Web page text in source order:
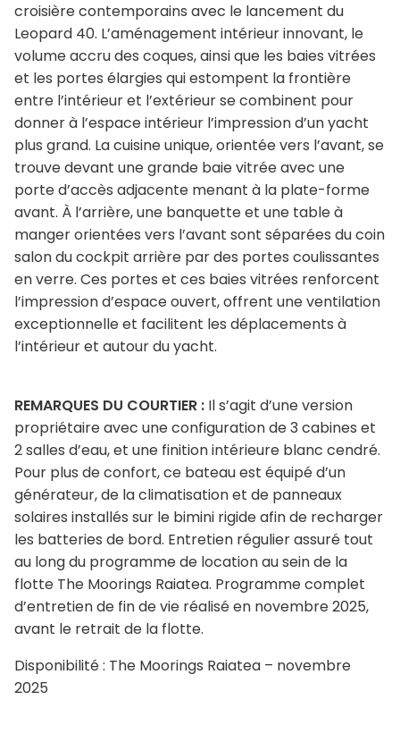
croisière contemporains avec le lancement du
Leopard 40. L’aménagement intérieur innovant, le
volume accru des coques, ainsi que les baies vitrées
et les portes élargies qui estompent la frontière
entre l’intérieur et l’extérieur se combinent pour
donner à l’espace intérieur l’impression d’un yacht
plus grand. La cuisine unique, orientée vers l’avant, se
trouve devant une grande baie vitrée avec une
porte d’accès adjacente menant à la plate-forme
avant. À l’arrière, une banquette et une table à
manger orientées vers l’avant sont séparées du coin
salon du cockpit arrière par des portes coulissantes
en verre. Ces portes et ces baies vitrées renforcent
l’impression d’espace ouvert, offrent une ventilation
exceptionnelle et facilitent les déplacements à
l’intérieur et autour du yacht.
REMARQUES DU COURTIER : Il s’agit d’une version
propriétaire avec une configuration de 3 cabines et
2 salles d’eau, et une finition intérieure blanc cendré.
Pour plus de confort, ce bateau est équipé d’un
générateur, de la climatisation et de panneaux
solaires installés sur le bimini rigide afin de recharger
les batteries de bord. Entretien régulier assuré tout
au long du programme de location au sein de la
flotte The Moorings Raiatea. Programme complet
d’entretien de fin de vie réalisé en novembre 2025,
avant le retrait de la flotte.
Disponibilité : The Moorings Raiatea – novembre
2025